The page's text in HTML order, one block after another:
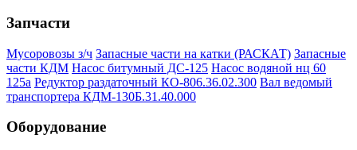
Запчасти
Мусоровозы з/ч Запасные части на катки (РАСКАТ) Запасные
части КДМ Насос битумный ДС-125 Насос водяной нц 60
125а Редуктор раздаточный КО-806.36.02.300 Вал ведомый
транспортера КДМ-130Б.31.40.000
Оборудование